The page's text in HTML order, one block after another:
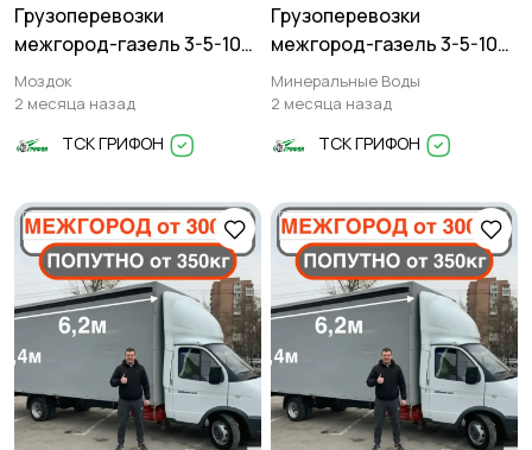
Грузоперевозки
межгород-газель 3-5-10
тонн
Моздок
2 месяца назад
ТСК ГРИФОН
Грузоперевозки
межгород-газель 3-5-10
тонн
Минеральные Воды
2 месяца назад
ТСК ГРИФОН